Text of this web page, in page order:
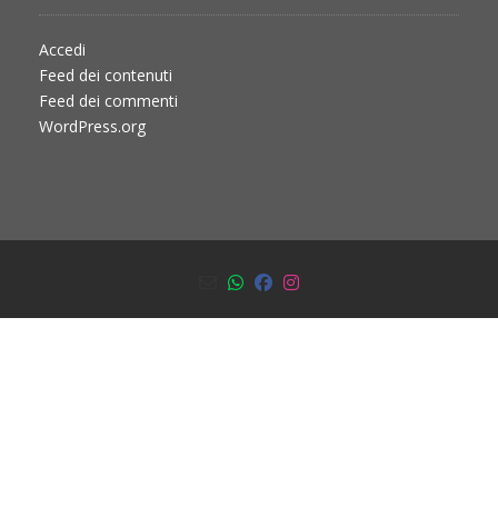
Accedi
Feed dei contenuti
Feed dei commenti
WordPress.org